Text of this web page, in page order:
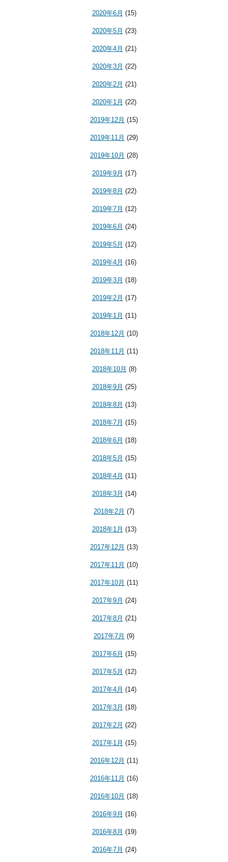
2020年6月 (15)
2020年5月 (23)
2020年4月 (21)
2020年3月 (22)
2020年2月 (21)
2020年1月 (22)
2019年12月 (15)
2019年11月 (29)
2019年10月 (28)
2019年9月 (17)
2019年8月 (22)
2019年7月 (12)
2019年6月 (24)
2019年5月 (12)
2019年4月 (16)
2019年3月 (18)
2019年2月 (17)
2019年1月 (11)
2018年12月 (10)
2018年11月 (11)
2018年10月 (8)
2018年9月 (25)
2018年8月 (13)
2018年7月 (15)
2018年6月 (18)
2018年5月 (15)
2018年4月 (11)
2018年3月 (14)
2018年2月 (7)
2018年1月 (13)
2017年12月 (13)
2017年11月 (10)
2017年10月 (11)
2017年9月 (24)
2017年8月 (21)
2017年7月 (9)
2017年6月 (15)
2017年5月 (12)
2017年4月 (14)
2017年3月 (18)
2017年2月 (22)
2017年1月 (15)
2016年12月 (11)
2016年11月 (16)
2016年10月 (18)
2016年9月 (16)
2016年8月 (19)
2016年7月 (24)